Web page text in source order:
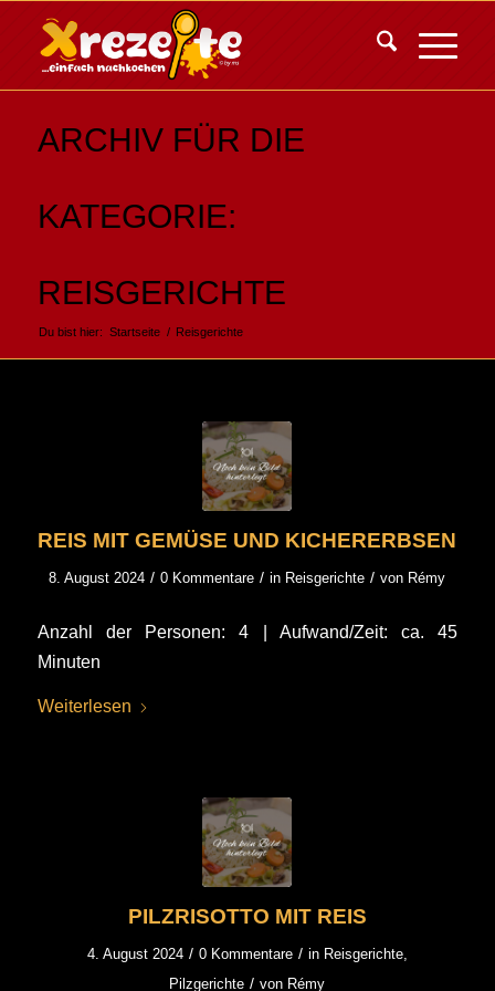
ARCHIV FÜR DIE
KATEGORIE:
REISGERICHTE
Du bist hier: Startseite / Reisgerichte
REIS MIT GEMÜSE UND KICHERERBSEN
8. August 2024 / 0 Kommentare / in Reisgerichte / von Rémy
Anzahl der Personen: 4 | Aufwand/Zeit: ca. 45
Minuten
Weiterlesen
PILZRISOTTO MIT REIS
4. August 2024 / 0 Kommentare / in Reisgerichte,
Pilzgerichte / von Rémy